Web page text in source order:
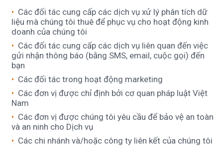
Các đối tác cung cấp các dịch vụ xử lý phân tích dữ
liệu mà chúng tôi thuê để phục vụ cho hoạt động kinh
doanh của chúng tôi
Các đối tác cung cấp các dịch vụ liên quan đến việc
gửi nhận thông báo (bằng SMS, email, cuộc gọi) đến
bạn
Các đối tác trong hoạt động marketing
Các đơn vị được chỉ định bởi cơ quan pháp luật Việt
Nam
Các đơn vị được chúng tôi yêu cầu để bảo vệ an toàn
và an ninh cho Dịch vụ
Các chi nhánh và/hoặc công ty liên kết của chúng tôi